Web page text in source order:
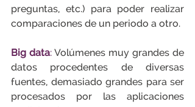
preguntas, etc.) para poder realizar
comparaciones de un periodo a otro.
Big data: Volúmenes muy grandes de
datos procedentes de diversas
fuentes, demasiado grandes para ser
procesados por las aplicaciones